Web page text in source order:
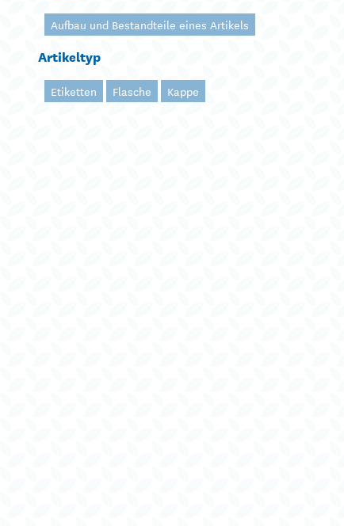
Aufbau und Bestandteile eines Artikels
Artikeltyp
Etiketten Flasche Kappe